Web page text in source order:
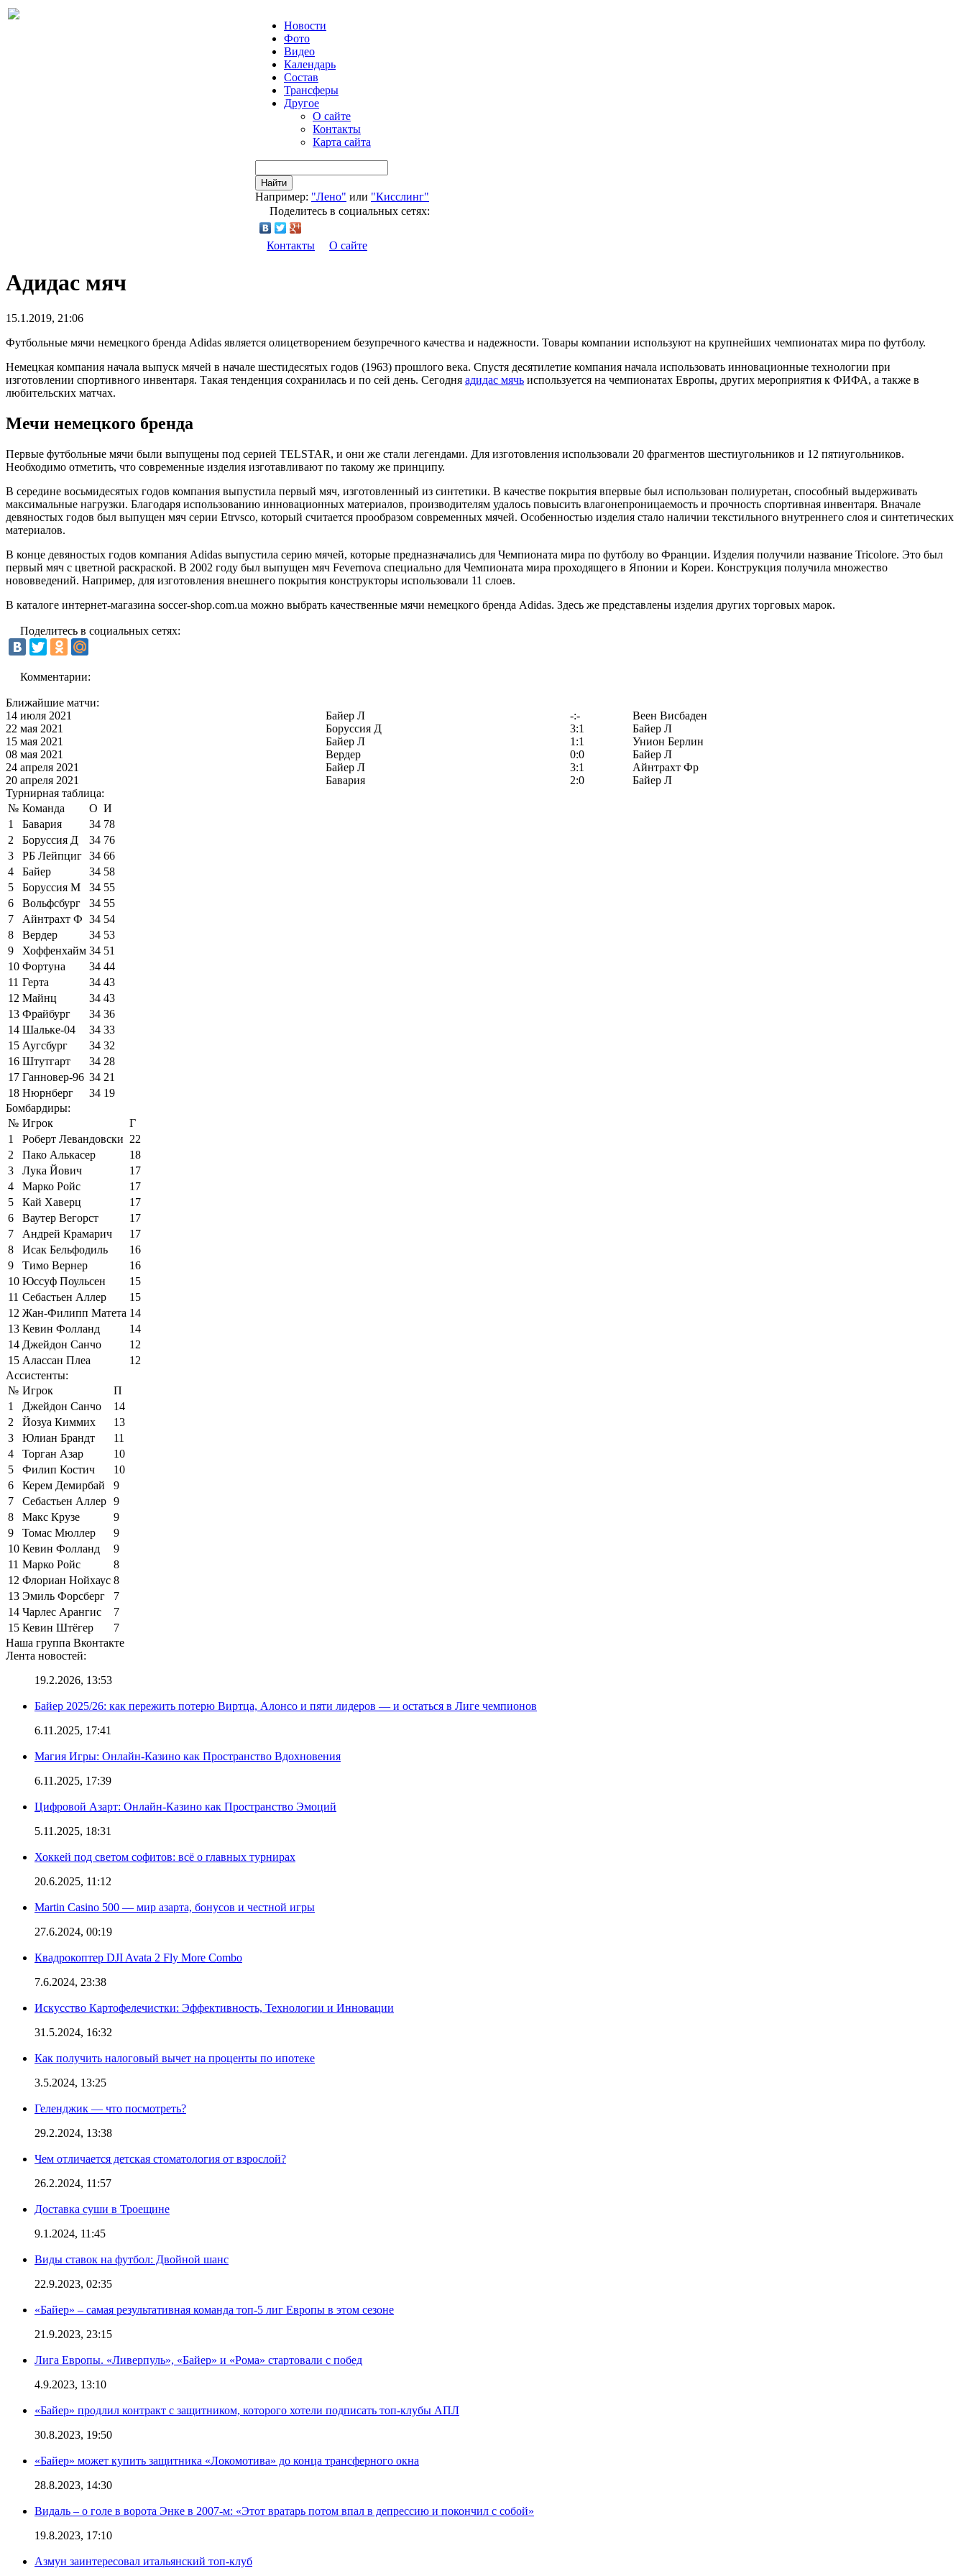
Новости
Фото
Видео
Календарь
Состав
Трансферы
Другое
О сайте
Контакты
Карта сайта
Найти
Например: "Лено" или "Кисслинг"
Поделитесь в социальных сетях:
Контакты О сайте
Адидас мяч
15.1.2019, 21:06
Футбольные мячи немецкого бренда Adidas является олицетворением безупречного качества и надежности. Товары компании используют на крупнейших чемпионатах мира по футболу.
Немецкая компания начала выпуск мячей в начале шестидесятых годов (1963) прошлого века. Спустя десятилетие компания начала использовать инновационные технологии при
изготовлении спортивного инвентаря. Такая тенденция сохранилась и по сей день. Сегодня адидас мячь используется на чемпионатах Европы, других мероприятия к ФИФА, а также в
любительских матчах.
Мечи немецкого бренда
Первые футбольные мячи были выпущены под серией TELSTAR, и они же стали легендами. Для изготовления использовали 20 фрагментов шестиугольников и 12 пятиугольников.
Необходимо отметить, что современные изделия изготавливают по такому же принципу.
В середине восьмидесятых годов компания выпустила первый мяч, изготовленный из синтетики. В качестве покрытия впервые был использован полиуретан, способный выдерживать
максимальные нагрузки. Благодаря использованию инновационных материалов, производителям удалось повысить влагонепроницаемость и прочность спортивная инвентаря. Вначале
девяностых годов был выпущен мяч серии Etrvsco, который считается прообразом современных мячей. Особенностью изделия стало наличии текстильного внутреннего слоя и синтетических
материалов.
В конце девяностых годов компания Adidas выпустила серию мячей, которые предназначались для Чемпионата мира по футболу во Франции. Изделия получили название Tricolore. Это был
первый мяч с цветной раскраской. В 2002 году был выпущен мяч Fevernova специально для Чемпионата мира проходящего в Японии и Кореи. Конструкция получила множество
нововведений. Например, для изготовления внешнего покрытия конструкторы использовали 11 слоев.
В каталоге интернет-магазина soccer-shop.com.ua можно выбрать качественные мячи немецкого бренда Adidas. Здесь же представлены изделия других торговых марок.
Поделитесь в социальных сетях:
Комментарии:
Ближайшие матчи:
14 июля 2021
Байер Л -:-
Веен Висбаден
22 мая 2021
Боруссия Д 3:1
Байер Л
15 мая 2021
Байер Л 1:1
Унион Берлин
08 мая 2021
Вердер 0:0
Байер Л
24 апреля 2021
Байер Л 3:1
Айнтрахт Фр
20 апреля 2021
Бавария 2:0
Байер Л
Турнирная таблица:
№ Команда О И
1
Бавария 34 78
2
Боруссия Д 34 76
3
РБ Лейпциг 34 66
4
Байер 34 58
5
Боруссия М 34 55
6
Вольфсбург 34 55
7
Айнтрахт Ф 34 54
8
Вердер 34 53
9
Хоффенхайм 34 51
10 Фортуна 34 44
11 Герта 34 43
12 Майнц 34 43
13 Фрайбург 34 36
14 Шальке-04 34 33
15 Аугсбург 34 32
16 Штутгарт 34 28
17 Ганновер-96 34 21
18 Нюрнберг 34 19
Бомбардиры:
№ Игрок
Г
1
Роберт Левандовски 22
2
Пако Алькасер
18
3
Лука Йович
17
4
Марко Ройс
17
5
Кай Хаверц
17
6
Ваутер Вегорст
17
7
Андрей Крамарич
17
8
Исак Бельфодиль
16
9
Тимо Вернер
16
10 Юссуф Поульсен
15
11 Себастьен Аллер
15
12 Жан-Филипп Матета 14
13 Кевин Фолланд
14
14 Джейдон Санчо
12
15 Алассан Плеа
12
Ассистенты:
№ Игрок
П
1
Джейдон Санчо
14
2
Йозуа Киммих
13
3
Юлиан Брандт
11
4
Торган Азар
10
5
Филип Костич
10
6
Керем Демирбай
9
7
Себастьен Аллер 9
8
Макс Крузе
9
9
Томас Мюллер
9
10 Кевин Фолланд
9
11 Марко Ройс
8
12 Флориан Нойхаус 8
13 Эмиль Форсберг
7
14 Чарлес Арангис
7
15 Кевин Штёгер
7
Наша группа Вконтакте
Лента новостей:
19.2.2026, 13:53
Байер 2025/26: как пережить потерю Виртца, Алонсо и пяти лидеров — и остаться в Лиге чемпионов
6.11.2025, 17:41
Магия Игры: Онлайн-Казино как Пространство Вдохновения
6.11.2025, 17:39
Цифровой Азарт: Онлайн-Казино как Пространство Эмоций
5.11.2025, 18:31
Хоккей под светом софитов: всё о главных турнирах
20.6.2025, 11:12
Martin Casino 500 — мир азарта, бонусов и честной игры
27.6.2024, 00:19
Квадрокоптер DJI Avata 2 Fly More Combo
7.6.2024, 23:38
Искусство Картофелечистки: Эффективность, Технологии и Инновации
31.5.2024, 16:32
Как получить налоговый вычет на проценты по ипотеке
3.5.2024, 13:25
Геленджик — что посмотреть?
29.2.2024, 13:38
Чем отличается детская стоматология от взрослой?
26.2.2024, 11:57
Доставка суши в Троещине
9.1.2024, 11:45
Виды ставок на футбол: Двойной шанс
22.9.2023, 02:35
«Байер» – самая результативная команда топ-5 лиг Европы в этом сезоне
21.9.2023, 23:15
Лига Европы. «Ливерпуль», «Байер» и «Рома» стартовали с побед
4.9.2023, 13:10
«Байер» продлил контракт с защитником, которого хотели подписать топ-клубы АПЛ
30.8.2023, 19:50
«Байер» может купить защитника «Локомотива» до конца трансферного окна
28.8.2023, 14:30
Видаль – о голе в ворота Энке в 2007-м: «Этот вратарь потом впал в депрессию и покончил с собой»
19.8.2023, 17:10
Азмун заинтересовал итальянский топ-клуб